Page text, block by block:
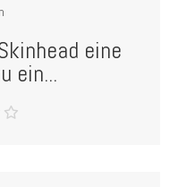
eine
ein...